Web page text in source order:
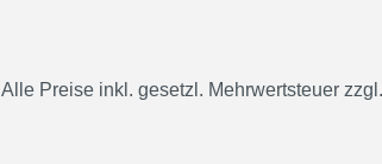
Alle Preise inkl. gesetzl. Mehrwertsteuer zzgl.